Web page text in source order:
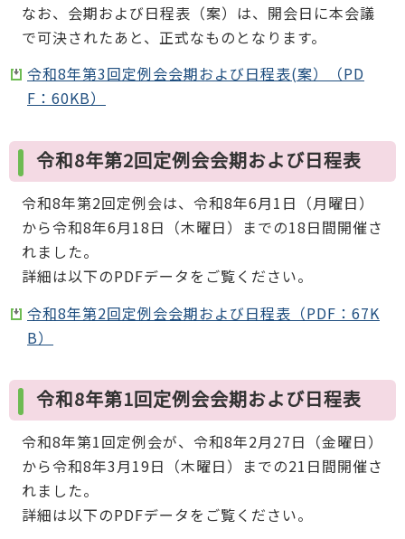
なお、会期および日程表（案）は、開会日に本会議
で可決されたあと、正式なものとなります。
令和8年第3回定例会会期および日程表(案）（PD
F：60KB）
令和8年第2回定例会会期および日程表
令和8年第2回定例会は、令和8年6月1日（月曜日）
から令和8年6月18日（木曜日）までの18日間開催さ
れました。
詳細は以下のPDFデータをご覧ください。
令和8年第2回定例会会期および日程表（PDF：67K
B）
令和8年第1回定例会会期および日程表
令和8年第1回定例会が、令和8年2月27日（金曜日）
から令和8年3月19日（木曜日）までの21日間開催さ
れました。
詳細は以下のPDFデータをご覧ください。